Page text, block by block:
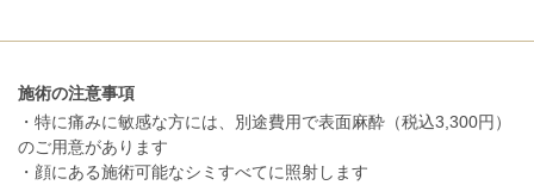
施術の注意事項
・特に痛みに敏感な方には、別途費用で表面麻酔（税込3,300円）
のご用意があります
・顔にある施術可能なシミすべてに照射します